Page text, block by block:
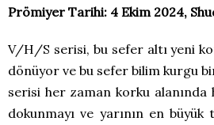
Prömiyer Tarihi: 4 Ekim 2024,
V/H/S serisi, bu sefer altı yeni
dönüyor ve bu sefer bilim kurgu
serisi her zaman korku alanında
dokunmayı ve yarının en büyük